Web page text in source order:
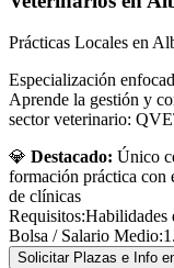
Prácticas Locales en
Especialización
Aprende la gestión y
sector veterinario:
💎 Destacado: Único
formación práctica
de clínicas
Requisitos:Habilidades
Bolsa / Salario Medio:
Solicitar Plazas e Info